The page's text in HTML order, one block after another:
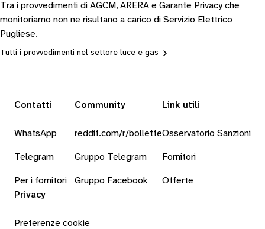
Tra i provvedimenti di AGCM, ARERA e Garante Privacy che
monitoriamo non ne risultano a carico di Servizio Elettrico
Pugliese.
Tutti i provvedimenti nel settore luce e gas
Contatti
WhatsApp
Telegram
Per i fornitori
Community
reddit.com/r/bollette
Gruppo Telegram
Gruppo Facebook
Link utili
Osservatorio Sanzioni
Fornitori
Offerte
Privacy
Preferenze cookie